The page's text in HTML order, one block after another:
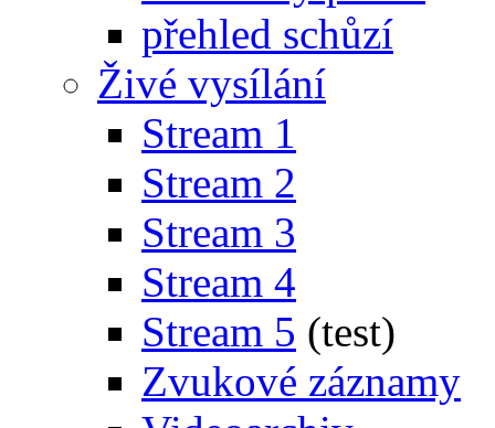
přehled schůzí
Živé vysílání
Stream 1
Stream 2
Stream 3
Stream 4
Stream 5 (test)
Zvukové záznamy